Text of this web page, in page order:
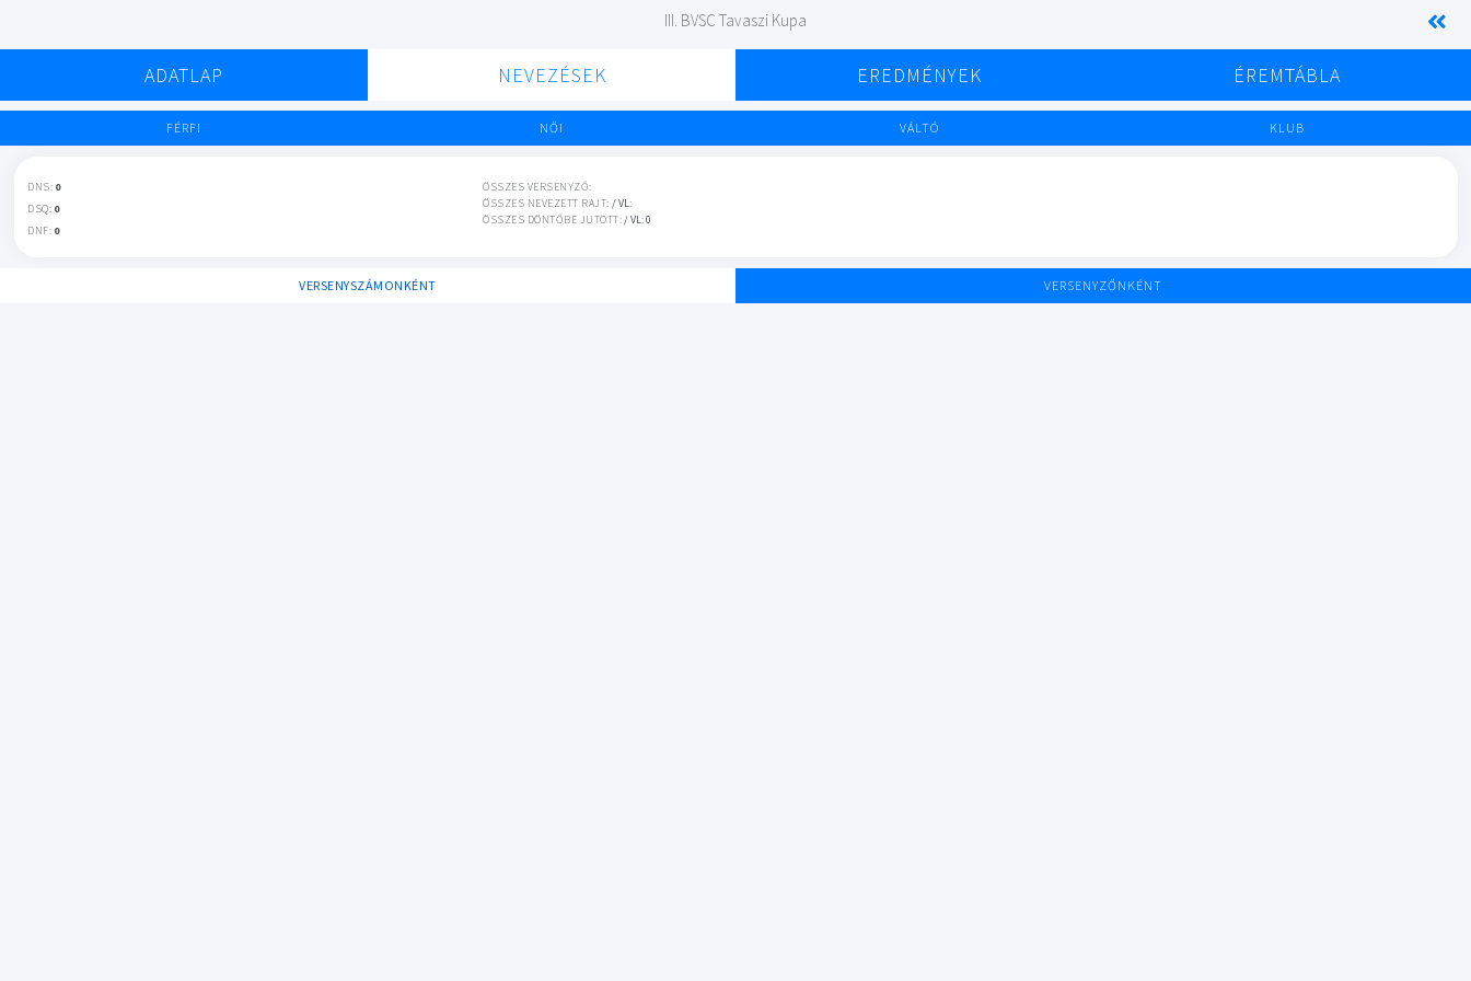
III. BVSC Tavaszi Kupa
ADATLAP NEVEZÉSEK EREDMÉNYEK ÉREMTÁBLA
FÉRFI NŐI VÁLTÓ KLUB
DNS: 0
DSQ: 0
DNF: 0
ÖSSZES VERSENYZŐ:
ÖSSZES NEVEZETT RAJT: / VL:
ÖSSZES DÖNTŐBE JUTOTT:/ VL: 0
VERSENYSZÁMONKÉNT VERSENYZŐNKÉNT